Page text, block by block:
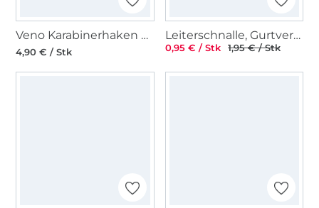
Veno Karabinerhaken 25 mm, silberfarbig
4,90 € / Stk
Leiterschnalle, Gurtversteller Metall 38 mm, altgold
0,95 € / Stk 1,95 € / Stk